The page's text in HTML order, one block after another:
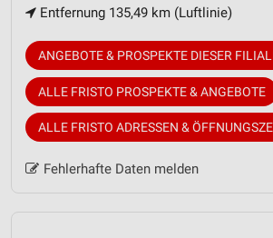
Entfernung 135,49 km (Luftlinie)
ANGEBOTE & PROSPEKTE DIESER
ALLE FRISTO PROSPEKTE & ANGEBOTE
ALLE FRISTO ADRESSEN &
Fehlerhafte Daten melden